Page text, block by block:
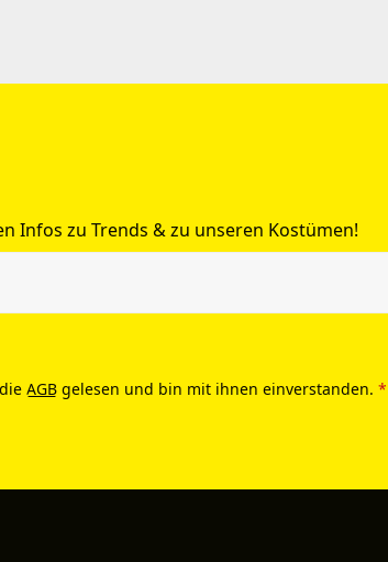
Infos zu Trends & zu unseren Kostümen!
AGB gelesen und bin mit ihnen einverstanden. *